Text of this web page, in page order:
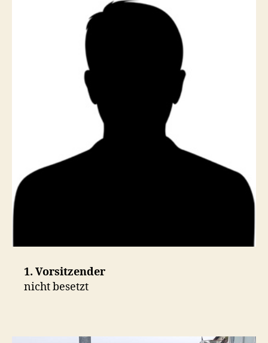
1. Vorsitzender
nicht besetzt